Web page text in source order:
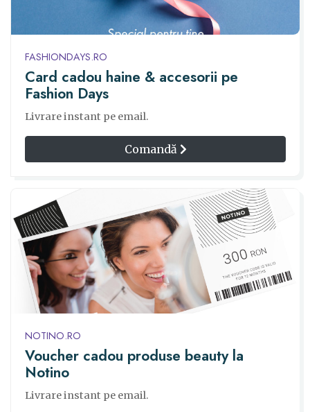
FASHIONDAYS.RO
Card cadou haine & accesorii pe
Fashion Days
Livrare instant pe email.
Comandă
NOTINO.RO
Voucher cadou produse beauty la
Notino
Livrare instant pe email.